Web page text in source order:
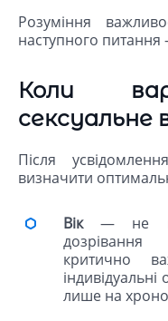
Розуміння
наступного
Коли
сексуальне
Після
визначити
Вік— не
дозрівання
критично
індивідуальні
лише на